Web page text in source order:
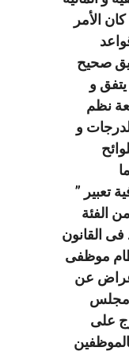
الأمر
صحيح
و
نظم
و
تعبير ”
الفئة
فى القانون
بشأن نظام موظفى
إعراض عن
مجلس
على